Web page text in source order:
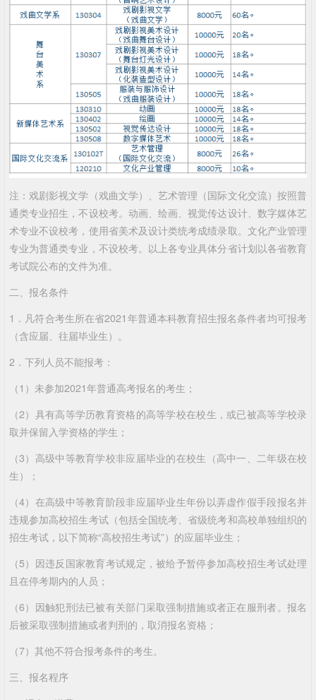
注：戏剧影视文学（戏曲文学）、艺术管理（国际文化交流）按照普
通类专业招生，不设校考。动画、绘画、视觉传达设计、数字媒体艺
术专业不设校考，使用省美术及设计类统考成绩录取。文化产业管理
专业为普通类专业，不设校考。以上各专业具体分省计划以各省教育
考试院公布的文件为准。
二、报名条件
1．凡符合考生所在省2021年普通本科教育招生报名条件者均可报考
（含应届、往届毕业生）。
2．下列人员不能报考：
（1）未参加2021年普通高考报名的考生；
（2）具有高等学历教育资格的高等学校在校生，或已被高等学校录
取并保留入学资格的学生；
（3）高级中等教育学校非应届毕业的在校生（高中一、二年级在校
生）；
（4）在高级中等教育阶段非应届毕业生年份以弄虚作假手段报名并
违规参加高校招生考试（包括全国统考、省级统考和高校单独组织的
招生考试，以下简称“高校招生考试”）的应届毕业生；
（5）因违反国家教育考试规定，被给予暂停参加高校招生考试处理
且在停考期内的人员；
（6）因触犯刑法已被有关部门采取强制措施或者正在服刑者。报名
后被采取强制措施或者判刑的，取消报名资格；
（7）其他不符合报考条件的考生。
三、报名程序